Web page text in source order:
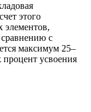
этого
элементов,
с
максимум 25–
процент усвоения